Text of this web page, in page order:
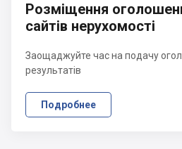
Розміщення
сайтів нерухомості
Заощаджуйте час на подачу
результатів
Подробнее